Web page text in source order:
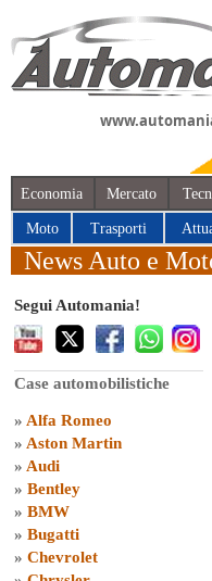
Economia Mercato
Moto Trasporti
News Auto e
Segui Automania!
Case automobilistiche
» Alfa Romeo
» Aston Martin
» Audi
» Bentley
» BMW
» Bugatti
» Chevrolet